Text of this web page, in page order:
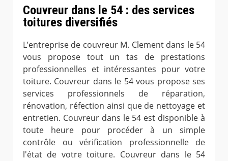
Couvreur dans le 54 : des services
toitures diversifiés
L’entreprise de couvreur M. Clement dans le 54
vous propose tout un tas de prestations
professionnelles et intéressantes pour votre
toiture. Couvreur dans le 54 vous propose ses
services professionnels de réparation,
rénovation, réfection ainsi que de nettoyage et
entretien. Couvreur dans le 54 est disponible à
toute heure pour procéder à un simple
contrôle ou vérification professionnelle de
l'état de votre toiture. Couvreur dans le 54